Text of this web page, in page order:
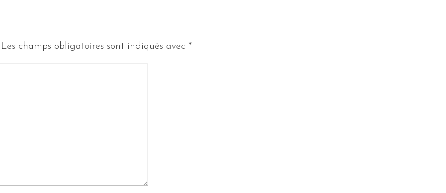
Les champs obligatoires sont indiqués avec *